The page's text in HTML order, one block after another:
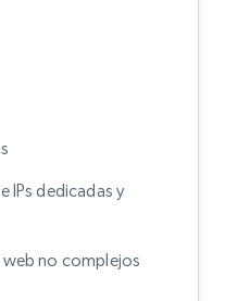
IPs dedicadas y
no complejos